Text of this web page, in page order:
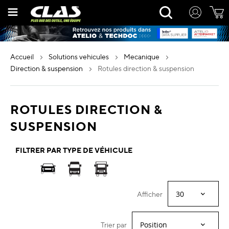
contenu
Rechercher
accueil solutions vehicules
mecanique
direction & suspension
rotules direction & suspension
ROTULES DIRECTION &
SUSPENSION
FILTRER PAR TYPE DE VÉHICULE
Afficher
Trier par